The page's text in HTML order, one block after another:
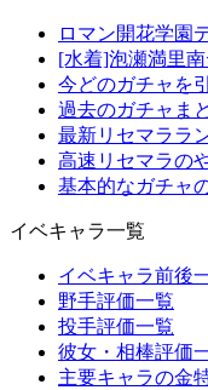
ロマン開花学園
[水着]泡瀬満里
今どのガチャを
過去のガチャま
最新リセマララ
高速リセマラの
基本的なガチャ
イベキャラ一覧
イベキャラ前後
野手評価一覧
投手評価一覧
彼女・相棒評価
主要キャラの金